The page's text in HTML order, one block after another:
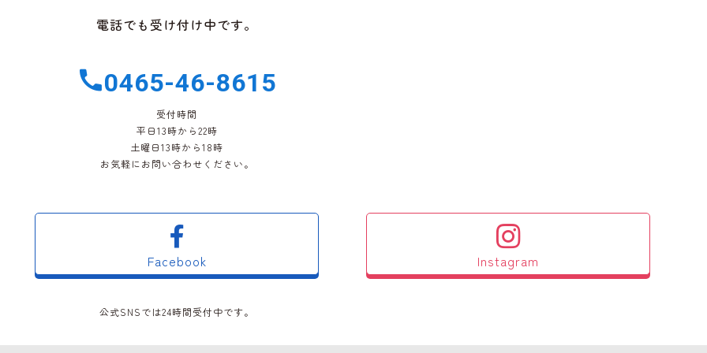
電話でも受け付け中です。
0465-46-8615
受付時間
平日13時から22時
土曜日13時から18時
お気軽にお問い合わせください。
Facebook Instagram
公式SNSでは24時間受付中です。